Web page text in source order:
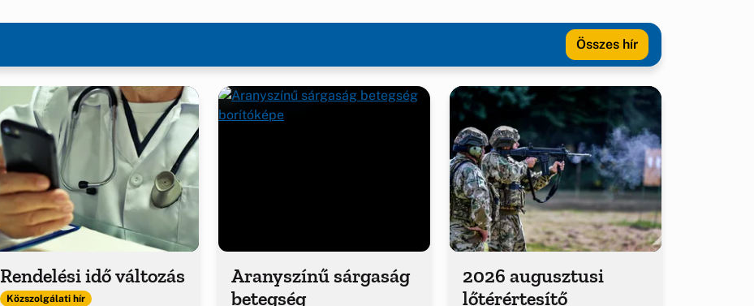
Összes hír
Rendelési idő változás
Közszolgálati hír
Aranyszínű sárgaság
betegség
2026 augusztusi
lőtérértesítő